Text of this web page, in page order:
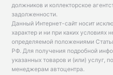
должников и коллекторское
задолженности.
Данный Интернет-сайт носит
характер и ни при каких условиях
определяемой положениями
РФ. Для получения подробной
указанных товаров и (или) услуг,
менеджерам автоцентра.